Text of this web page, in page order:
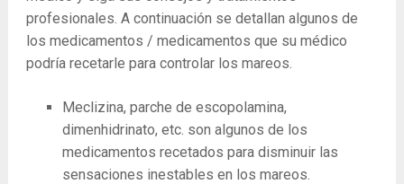
profesionales. A continuación se detallan algunos de
los medicamentos / medicamentos que su médico
podría recetarle para controlar los mareos.
Meclizina, parche de escopolamina,
dimenhidrinato, etc. son algunos de los
medicamentos recetados para disminuir las
sensaciones inestables en los mareos.